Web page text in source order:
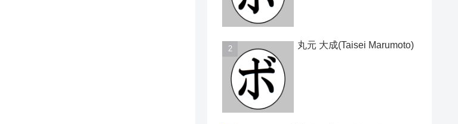
丸元 大成(Taisei Marumoto)